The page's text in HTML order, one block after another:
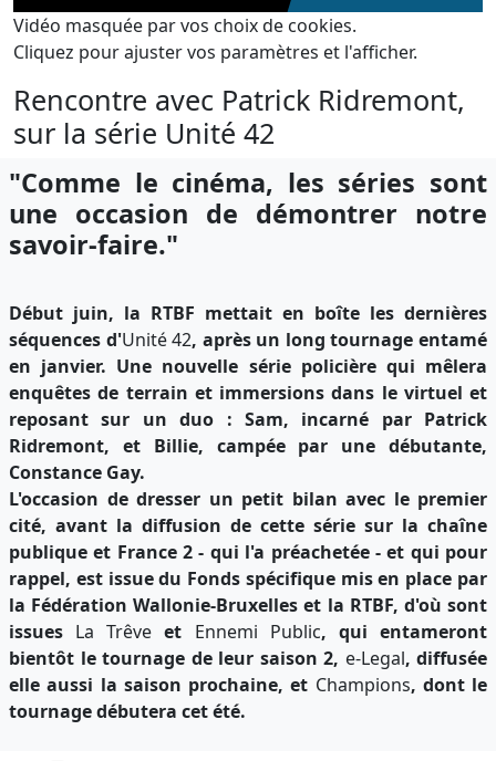
Vidéo masquée par vos choix de cookies.
Cliquez pour ajuster vos paramètres et l'afficher.
Rencontre avec Patrick Ridremont,
sur la série Unité 42
"Comme le cinéma, les séries sont
une occasion de démontrer notre
savoir-faire."
Début juin, la RTBF mettait en boîte les dernières
séquences d'Unité 42, après un long tournage entamé
en janvier. Une nouvelle série policière qui mêlera
enquêtes de terrain et immersions dans le virtuel et
reposant sur un duo : Sam, incarné par Patrick
Ridremont, et Billie, campée par une débutante,
Constance Gay.
L'occasion de dresser un petit bilan avec le premier
cité, avant la diffusion de cette série sur la chaîne
publique et France 2 - qui l'a préachetée - et qui pour
rappel, est issue du Fonds spécifique mis en place par
la Fédération Wallonie-Bruxelles et la RTBF, d'où sont
issues La Trêveet Ennemi Public, qui entameront
bientôt le tournage de leur saison 2, e-Legal, diffusée
elle aussi la saison prochaine, et Champions, dont le
tournage débutera cet été.